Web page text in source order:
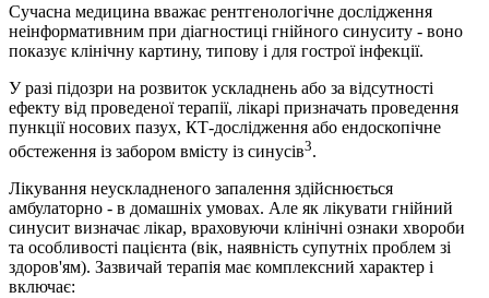
Сучасна медицина вважає рентгенологічне дослідження
неінформативним при діагностиці гнійного синуситу - воно
показує клінічну картину, типову і для гострої інфекції.
У разі підозри на розвиток ускладнень або за відсутності
ефекту від проведеної терапії, лікарі призначать проведення
пункції носових пазух, КТ-дослідження або ендоскопічне
обстеження із забором вмісту із синусів3.
Лікування неускладненого запалення здійснюється
амбулаторно - в домашніх умовах. Але як лікувати гнійний
синусит визначає лікар, враховуючи клінічні ознаки хвороби
та особливості пацієнта (вік, наявність супутніх проблем зі
здоров'ям). Зазвичай терапія має комплексний характер і
включає: